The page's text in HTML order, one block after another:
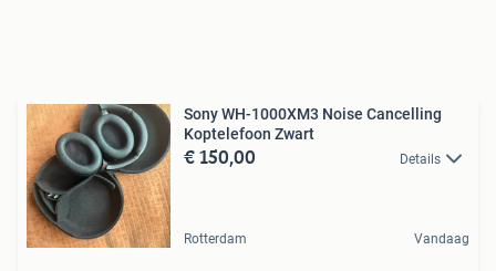
Sony WH-1000XM3 Noise Cancelling
Koptelefoon Zwart
€ 150,00 Details
Rotterdam Vandaag